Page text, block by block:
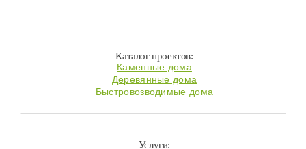
Каталог проектов:
Каменные дома
Деревянные дома
Быстровозводимые дома
Услуги: